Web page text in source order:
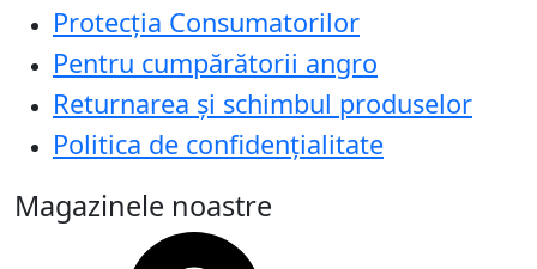
Protecţia Consumatorilor
Pentru cumpărătorii angro
Returnarea și schimbul produselor
Politica de confidențialitate
Magazinele noastre